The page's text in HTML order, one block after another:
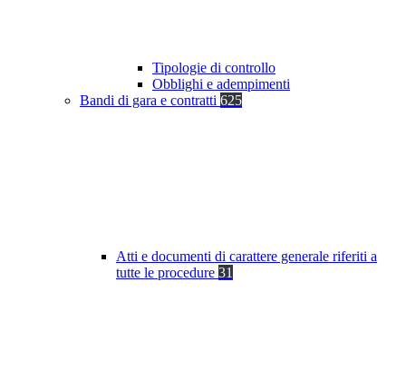
Tipologie di controllo
Obblighi e adempimenti
Bandi di gara e contratti 625
Atti e documenti di carattere generale riferiti a
tutte le procedure 31